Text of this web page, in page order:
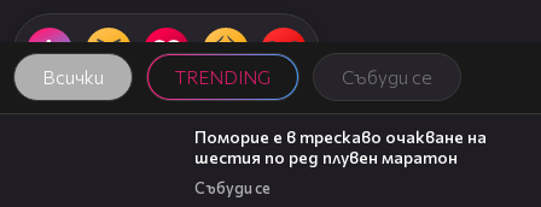
Всички TRENDING Събуди се
03:22
Поморие е в трескаво очакване на
шестия по ред плувен маратон
Събуди се